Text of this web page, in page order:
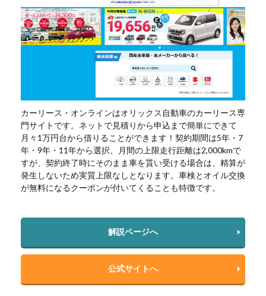
カーリース・オンラインはオリックス自動車のカーリース専
門サイトです。ネットで見積りから申込まで簡単にできて
月々1万円台から借りることができます！契約期間は5年・7
年・9年・11年から選択、月間の上限走行距離は2,000kmで
すが、契約終了時にそのまま車を貰い受ける場合は、精算が
発生しないため実質上限なしとなります。車検とオイル交換
が無料になるクーポンが付いてくることも特徴です。
解説ページへ
公式サイトへ